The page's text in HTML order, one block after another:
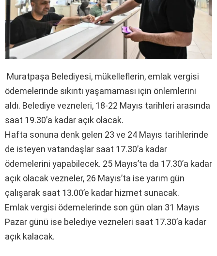
Muratpaşa Belediyesi, mükelleflerin, emlak vergisi
ödemelerinde sıkıntı yaşamaması için önlemlerini
aldı. Belediye vezneleri, 18-22 Mayıs tarihleri arasında
saat 19.30’a kadar açık olacak.
Hafta sonuna denk gelen 23 ve 24 Mayıs tarihlerinde
de isteyen vatandaşlar saat 17.30’a kadar
ödemelerini yapabilecek. 25 Mayıs’ta da 17.30’a kadar
açık olacak vezneler, 26 Mayıs’ta ise yarım gün
çalışarak saat 13.00’e kadar hizmet sunacak.
Emlak vergisi ödemelerinde son gün olan 31 Mayıs
Pazar günü ise belediye vezneleri saat 17.30’a kadar
açık kalacak.